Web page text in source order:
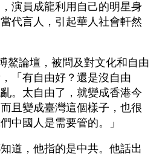
演員成龍利用自己的明星身
代言人，引起華人社會軒然
鰲論壇，被問及對文化和自由
「有自由好？還是沒自由
。太自由了，就變成香港今
且變成臺灣這個樣子，也很
中國人是需要管的。」
道，他指的是中共。他話出